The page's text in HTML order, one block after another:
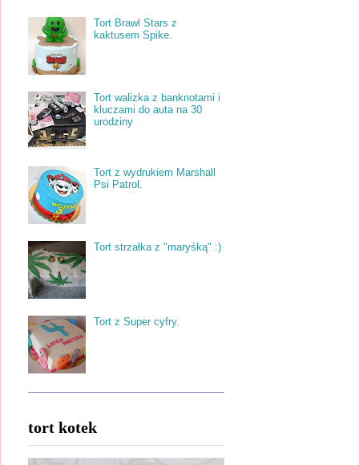
Tort Brawl Stars z
kaktusem Spike.
Tort walizka z banknotami i
kluczami do auta na 30
urodziny
Tort z wydrukiem Marshall
Psi Patrol.
Tort strzałka z "maryśką" :)
Tort z Super cyfry.
tort kotek